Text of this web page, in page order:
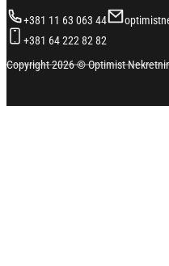
+381 11 63 063 44
+381 64 222 82 82
Copyright 2026 © Optimist